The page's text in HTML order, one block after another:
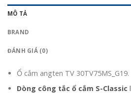
MÔ TẢ
BRAND
ĐÁNH GIÁ (0)
Ổ cắm angten TV 30TV75MS_G19.
Dòng công tắc ổ cắm S-Classic